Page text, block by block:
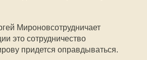
Мироновсотрудничает
это сотрудничество
придется оправдываться.